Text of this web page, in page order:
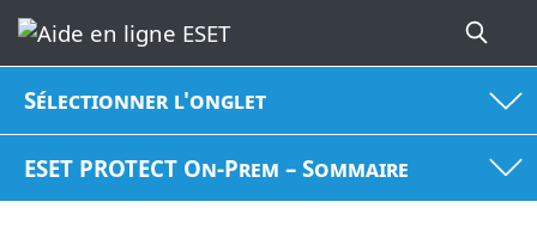
Sélectionner l'onglet
ESET PROTECT On-Prem – Sommaire